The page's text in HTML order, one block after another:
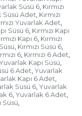
Süsü 6, Kırmızı
Süsü Adet, Kırmızı
Yuvarlak Adet,
Süsü 6, Kırmızı Kapı
Kapı 6, Kırmızı
, Kırmızı Süsü 6,
6, Kırmızı 6 Adet,
Kapı Süsü,
6 Adet, Yuvarlak
Kapı 6 Adet,
Süsü 6, Yuvarlak
6, Yuvarlak 6 Adet,
Süsü,